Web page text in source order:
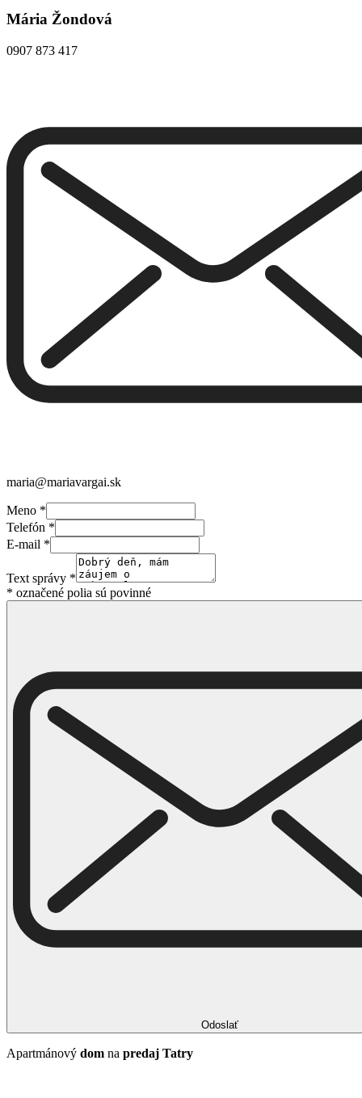
Mária Žondová
0907 873 417
maria@mariavargai.sk
Meno *
Telefón *
E-mail *
Text správy *
* označené polia sú povinné
Odoslať
Apartmánový dom na predaj Tatry